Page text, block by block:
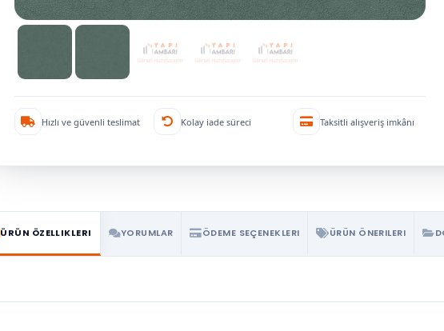
Hızlı ve güvenli teslimat Kolay iade süreci Taksitli alışveriş imkânı
ÜRÜN ÖZELLIKLERI YORUMLAR ÖDEME SEÇENEKLERI ÜRÜN ÖNERILERI